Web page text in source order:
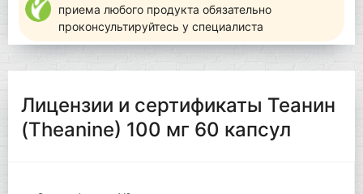
приема любого продукта обязательно
проконсультируйтесь у специалиста
Лицензии и сертификаты Теанин
(Theanine) 100 мг 60 капсул